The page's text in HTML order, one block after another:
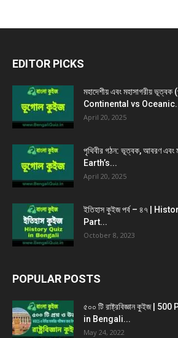
EDITOR PICKS
মহাদেশীয় এবং মহাসাগরীয়
Continental vs
April 20, 2025
পৃথিবীর গঠন: ভূত্বক, আবরণ
Earth’s...
April 20, 2025
ইতিহাস কুইজ পর্ব – ৪৭ |
Part...
October 8, 2023
POPULAR POSTS
৫০০ টি রাষ্ট্রবিজ্ঞান কুইজ |
in Bengali...
May 24, 2022